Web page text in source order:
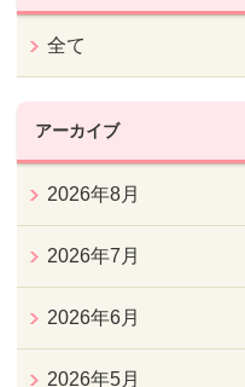
全て
アーカイブ
2026年8月
2026年7月
2026年6月
2026年5月